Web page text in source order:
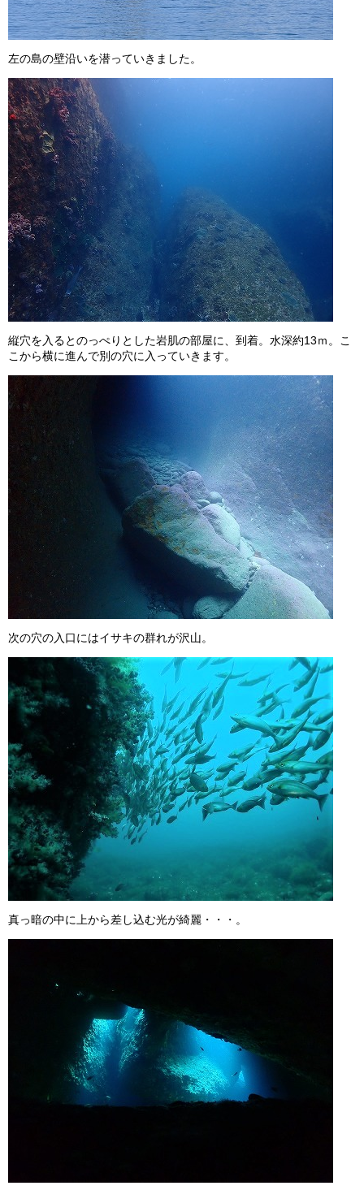
左の島の壁沿いを潜っていきました。
縦穴を入るとのっぺりとした岩肌の部屋に、到着。水深約13ｍ。こ
こから横に進んで別の穴に入っていきます。
次の穴の入口にはイサキの群れが沢山。
真っ暗の中に上から差し込む光が綺麗・・・。